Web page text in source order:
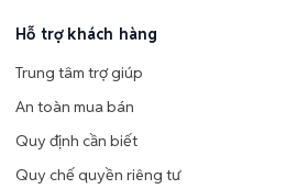
Hỗ trợ khách hàng
Trung tâm trợ giúp
An toàn mua bán
Quy định cần biết
Quy chế quyền riêng tư